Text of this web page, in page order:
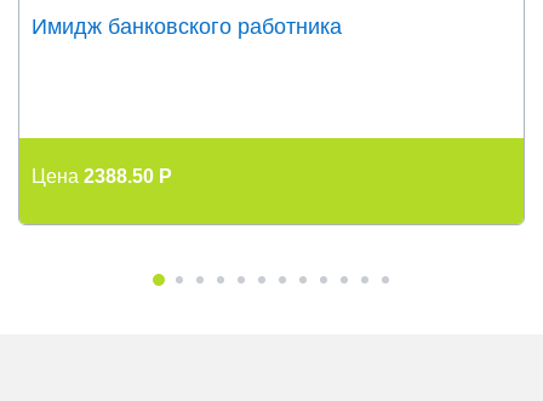
Имидж банковского работника
Цена 2388.50 P